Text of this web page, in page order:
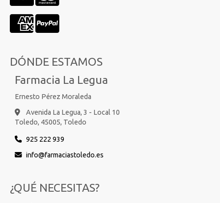
DÓNDE ESTAMOS
Farmacia La Legua
Ernesto Pérez Moraleda
Avenida La Legua, 3 - Local 10
Toledo, 45005, Toledo
925 222 939
info
farmaciastoledo.es
¿QUÉ NECESITAS?